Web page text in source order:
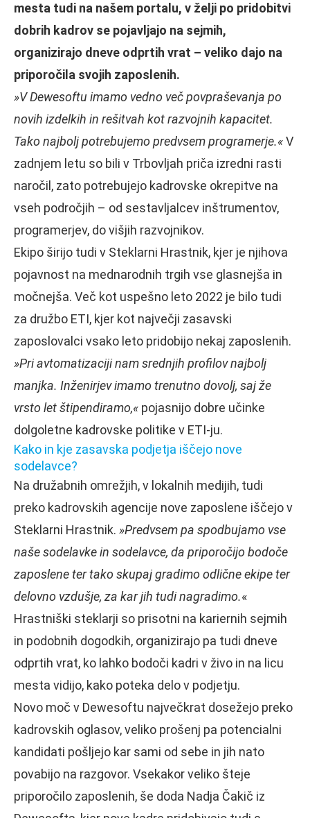
mesta tudi na našem portalu, v želji po pridobitvi
dobrih kadrov se pojavljajo na sejmih,
organizirajo dneve odprtih vrat – veliko dajo na
priporočila svojih zaposlenih.
»V Dewesoftu imamo vedno več povpraševanja po
novih izdelkih in rešitvah kot razvojnih kapacitet.
Tako najbolj potrebujemo predvsem programerje.«V
zadnjem letu so bili v Trbovljah priča izredni rasti
naročil, zato potrebujejo kadrovske okrepitve na
vseh področjih – od sestavljalcev inštrumentov,
programerjev, do višjih razvojnikov.
Ekipo širijo tudi v Steklarni Hrastnik, kjer je njihova
pojavnost na mednarodnih trgih vse glasnejša in
močnejša. Več kot uspešno leto 2022 je bilo tudi
za družbo ETI, kjer kot največji zasavski
zaposlovalci vsako leto pridobijo nekaj zaposlenih.
»Pri avtomatizaciji nam srednjih profilov najbolj
manjka. Inženirjev imamo trenutno dovolj, saj že
vrsto let štipendiramo,« pojasnijo dobre učinke
dolgoletne kadrovske politike v ETI-ju.
Kako in kje zasavska podjetja iščejo nove
sodelavce?
Na družabnih omrežjih, v lokalnih medijih, tudi
preko kadrovskih agencije nove zaposlene iščejo v
Steklarni Hrastnik. »Predvsem pa spodbujamo vse
naše sodelavke in sodelavce, da priporočijo bodoče
zaposlene ter tako skupaj gradimo odlične ekipe ter
delovno vzdušje, za kar jih tudi nagradimo.«
Hrastniški steklarji so prisotni na kariernih sejmih
in podobnih dogodkih, organizirajo pa tudi dneve
odprtih vrat, ko lahko bodoči kadri v živo in na licu
mesta vidijo, kako poteka delo v podjetju.
Novo moč v Dewesoftu največkrat dosežejo preko
kadrovskih oglasov, veliko prošenj pa potencialni
kandidati pošljejo kar sami od sebe in jih nato
povabijo na razgovor. Vsekakor veliko šteje
priporočilo zaposlenih, še doda Nadja Čakič iz